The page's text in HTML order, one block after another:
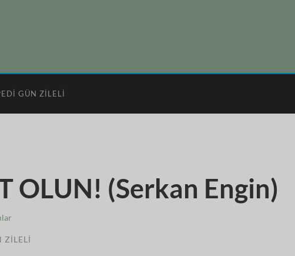
GÜN ZILELI
OLUN! (Serkan Engin)
ZILELI